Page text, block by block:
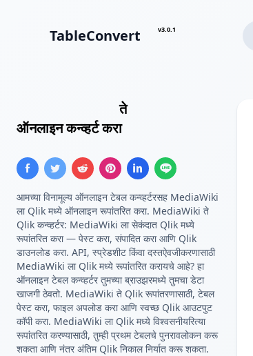
TableConvert v3.0.1
ते
ऑनलाइन कन्व्हर्ट करा
आमच्या विनामूल्य ऑनलाइन टेबल कन्व्हर्टरसह MediaWiki
ला Qlik मध्ये ऑनलाइन रूपांतरित करा. MediaWiki ते
Qlik कन्व्हर्टर: MediaWiki ला सेकंदात Qlik मध्ये
रूपांतरित करा — पेस्ट करा, संपादित करा आणि Qlik
डाउनलोड करा. API, स्प्रेडशीट किंवा दस्तऐवजीकरणासाठी
MediaWiki ला Qlik मध्ये रूपांतरित करायचे आहे? हा
ऑनलाइन टेबल कन्व्हर्टर तुमच्या ब्राउझरमध्ये तुमचा डेटा
खाजगी ठेवतो. MediaWiki ते Qlik रूपांतरणासाठी, टेबल
पेस्ट करा, फाइल अपलोड करा आणि स्वच्छ Qlik आउटपुट
कॉपी करा. MediaWiki ला Qlik मध्ये विश्वसनीयरित्या
रूपांतरित करण्यासाठी, तुम्ही प्रथम टेबलचे पुनरावलोकन करू
शकता आणि नंतर अंतिम Qlik निकाल निर्यात करू शकता.